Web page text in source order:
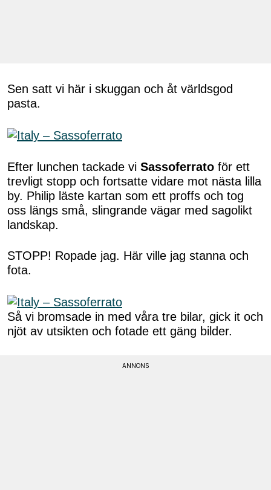
Sen satt vi här i skuggan och åt världsgod
pasta.
Efter lunchen tackade vi Sassoferrato för ett
trevligt stopp och fortsatte vidare mot nästa lilla
by. Philip läste kartan som ett proffs och tog
oss längs små, slingrande vägar med sagolikt
landskap.
STOPP! Ropade jag. Här ville jag stanna och
fota.
Så vi bromsade in med våra tre bilar, gick it och
njöt av utsikten och fotade ett gäng bilder.